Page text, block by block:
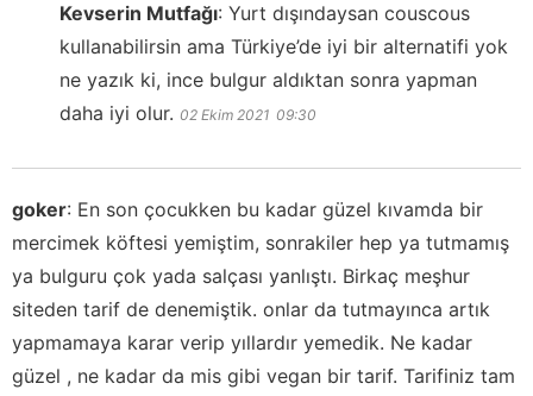
Kevserin Mutfağı: Yurt dışındaysan couscous
kullanabilirsin ama Türkiye’de iyi bir alternatifi yok
ne yazık ki, ince bulgur aldıktan sonra yapman
daha iyi olur. 02 Ekim 2021 09:30
goker: En son çocukken bu kadar güzel kıvamda bir
mercimek köftesi yemiştim, sonrakiler hep ya tutmamış
ya bulguru çok yada salçası yanlıştı. Birkaç meşhur
siteden tarif de denemiştik. onlar da tutmayınca artık
yapmamaya karar verip yıllardır yemedik. Ne kadar
güzel , ne kadar da mis gibi vegan bir tarif. Tarifiniz tam